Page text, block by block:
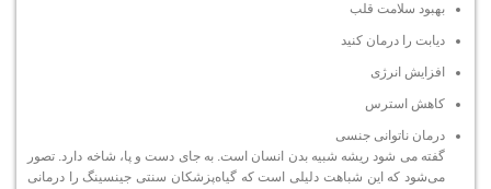
بهبود سلامت قلب
دیابت را درمان کنید
افزایش انرژی
کاهش استرس
درمان ناتوانی جنسی
گفته می شود ریشه شبیه بدن انسان است. به جای دست و پا، شاخه دارد. تصور
می‌شود که این شباهت دلیلی است که گیاه‌پزشکان سنتی جینسینگ را درمانی